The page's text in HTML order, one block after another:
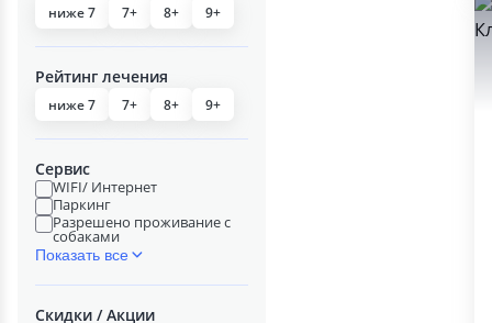
ниже 7 7+ 8+ 9+
Рейтинг лечения
ниже 7 7+ 8+ 9+
Сервис
WIFI/ Интернет
Паркинг
Разрешено проживание с
собаками
Показать все
Скидки / Акции